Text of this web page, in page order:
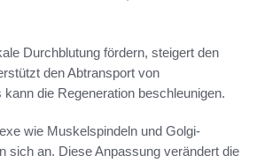
Durchblutung fördern, steigert den
den Abtransport von
die Regeneration beschleunigen.
wie Muskelspindeln und Golgi-
sich an. Diese Anpassung verändert die